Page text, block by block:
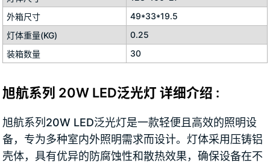
外箱尺寸
49*33*19.5
灯体重量(KG)
0.25
装箱数量
30
旭航系列 20W LED泛光灯 详细介绍 :
旭航系列20W LED泛光灯是一款轻便且高效的照明设
备，专为多种室内外照明需求而设计。灯体采用压铸铝
壳体，具有优异的防腐蚀性和散热效果，确保设备在不